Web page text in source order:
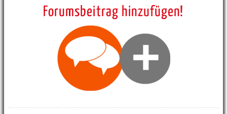
Forumsbeitrag hinzufügen!